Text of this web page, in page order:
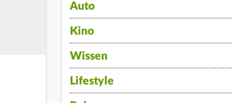
Auto
Kino
Wissen
Lifestyle